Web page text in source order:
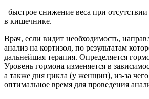
быстрое снижение веса при
в кишечнике.
Врач, если видит необходимость,
анализ на кортизол, по результатам
дальнейшая терапия. Определяется
Уровень гормона изменяется в
а также дня цикла (у женщин), из-за чего
оптимальное время для проведения